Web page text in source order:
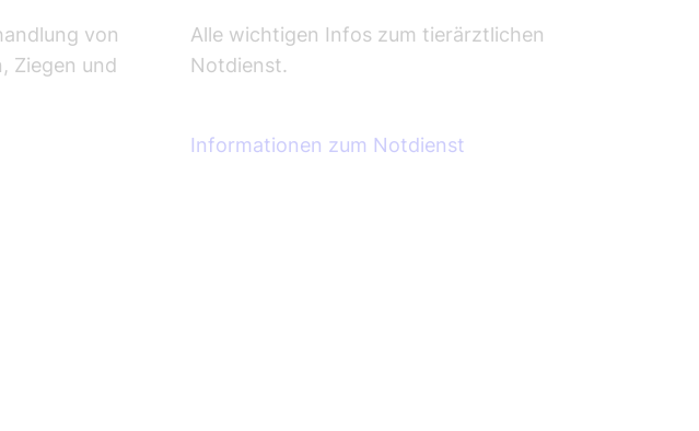
von
Ziegen und
Alle wichtigen Infos zum tierärztlichen
Notdienst.
Informationen zum Notdienst